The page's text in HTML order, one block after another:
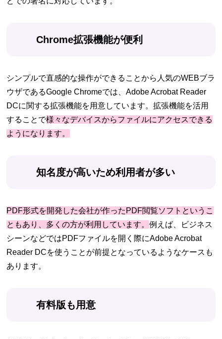
Chrome拡張機能が便利
シンプルで直感的な操作ができることから人気のWEBブラ
ウザであるGoogle Chromeでは、Adobe Acrobat Reader
DCに関する拡張機能を用意しています。拡張機能を活用
することで様々なデバイスからファイルにアクセスできる
ようになります。
知名度が高いため利用者が多い
PDF形式を開発した会社が作ったPDF閲覧ソフトというこ
ともあり、多くの方が利用しています。例えば、ビジネス
シーンなどではPDFファイルを開く際にAdobe Acrobat
Reader DCを使うことが前提となっているようなケースも
あります。
有料版も用意